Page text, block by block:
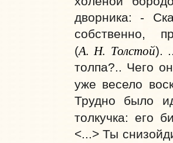
дворника: -
собственно,
(А. Н. Толстой).
толпа?.. Чего
уже весело
Трудно было
толкучка: его
<...> Ты